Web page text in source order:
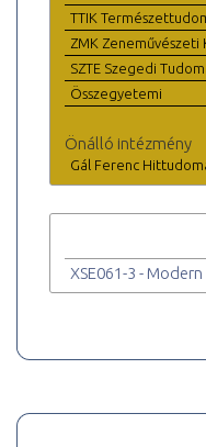
TTIK
ZMK Zeneművészeti
SZTE Szegedi
Összegyetemi
Önálló intézmény
Gál Ferenc
XSE061-3 -